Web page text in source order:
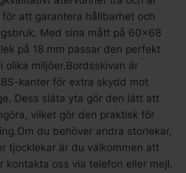
att garantera hållbarhet och
Med sina mått på 60×68
på 18 mm passar den perfekt
olika miljöer.Bordsskivan är
kanter för extra skydd mot
Dess släta yta gör den lätt att
vilket gör den praktisk för
du behöver andra storlekar,
tjocklekar är du välkommen att
kontakta oss via telefon eller mejl.